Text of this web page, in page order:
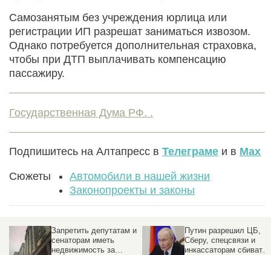
Самозанятым без учреждения юрлица или
регистрации ИП разрешат заниматься извозом.
Однако потребуется дополнительная страховка,
чтобы при ДТП выплачивать компенсацию
пассажиру.
Государственная Дума РФ. .
Подпишитесь на Алтапресс в Телеграме и в Max
Сюжеты
Автомобили в нашей жизни
Законопроекты и законы
Запретить депутатам и
сенаторам иметь
недвижимость за
Путин разрешил ЦБ,
Сберу, спецсвязи и
инкассаторам сбивать